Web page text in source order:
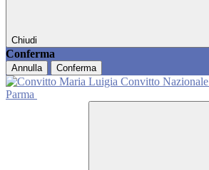
Chiudi
Conferma
Annulla Conferma
Convitto Nazionale
Parma